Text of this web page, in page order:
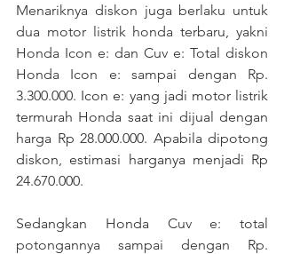
Menariknya diskon juga berlaku untuk
dua motor listrik honda terbaru, yakni
Honda Icon e: dan Cuv e: Total diskon
Honda Icon e: sampai dengan Rp.
3.300.000. Icon e: yang jadi motor listrik
termurah Honda saat ini dijual dengan
harga Rp 28.000.000. Apabila dipotong
diskon, estimasi harganya menjadi Rp
24.670.000.
Sedangkan Honda Cuv e: total
potongannya sampai dengan Rp.